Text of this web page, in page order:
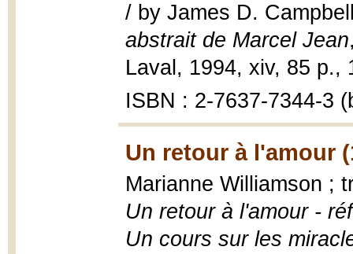
/ by James D.
abstrait de Marcel Jean
Laval, 1994, xiv, 85 p.,
ISBN : 2-7637-7344-3
Un retour à l'amour
Marianne Williamson ;
Un retour à l'amour -
Un cours sur les